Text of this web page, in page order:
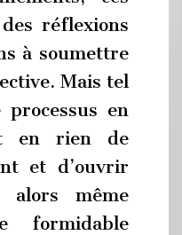
réflexions
à soumettre
Mais tel
en
en rien de
et d’ouvrir
alors même
formidable